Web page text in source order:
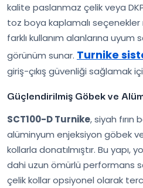
kalite paslanmaz çelik veya
toz boya kaplamalı
farklı kullanım alanlarına
görünüm sunar. Turnike
giriş-çıkış güvenliği sağlamak
Güçlendirilmiş Göbek ve
SCT100-D Turnike, siyah fırın
alüminyum enjeksiyon göbek
kollarla donatılmıştır. Bu yapı,
dahi uzun ömürlü performans
çelik kollar opsiyonel olarak